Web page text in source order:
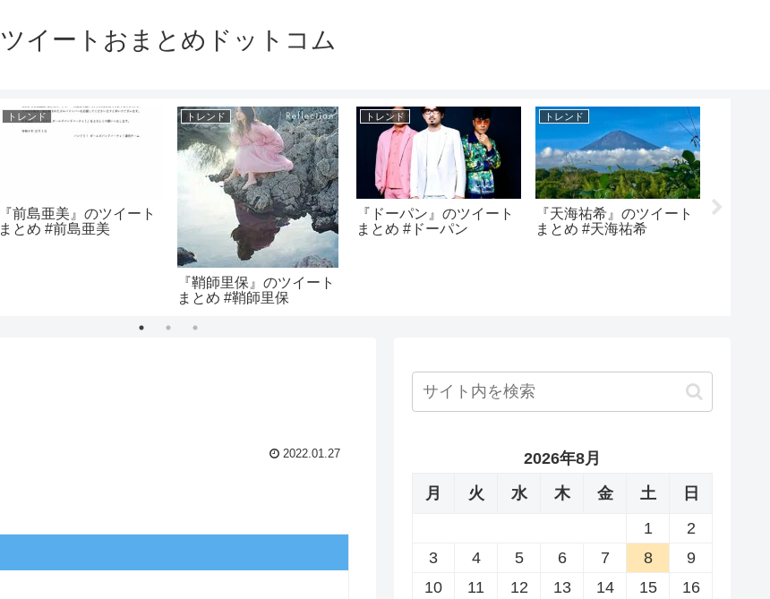
ツイートおまとめドットコム
トレンド
『前島亜美』のツイート
まとめ #前島亜美
トレンド
『鞘師里保』のツイート
まとめ #鞘師里保
トレンド
『ドーパン』のツイート
まとめ #ドーパン
トレンド
『天海祐希』のツイート
まとめ #天海祐希
『NW-
2022.01.27
2026年8月
月
火 水 木 金 土
日
1
2
3
4 5 6 7 8
9
10
11 12 13 14 15
16